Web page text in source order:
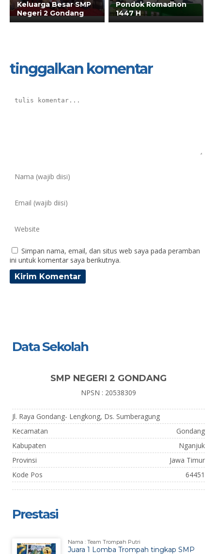
Keluarga Besar SMP
Negeri 2 Gondang
Pondok Romadhon
1447 H
tinggalkan komentar
Simpan nama, email, dan situs web saya pada peramban
ini untuk komentar saya berikutnya.
Data Sekolah
SMP NEGERI 2 GONDANG
NPSN : 20538309
Jl. Raya Gondang- Lengkong, Ds. Sumberagung
Kecamatan
Gondang
Kabupaten
Nganjuk
Provinsi
Jawa Timur
Kode Pos
64451
Prestasi
Nama : Team Trompah Putri
Juara 1 Lomba Trompah tingkap SMP